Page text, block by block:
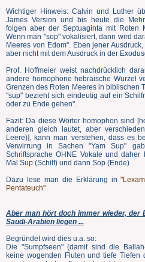
Wichtiger Hinweis: Calvin und Luther
James Version und bis heute die
folgen aber der Septuaginta mit Roten
Wenn man "sop" vokalisiert, dann wird
Meeres von Edom". Eben jener
aber nicht mit dem Ausdruck in der
Prof. Hoffmeier weist nachdrücklich
andere homophone hebräische Wurzel
Grenzen des Roten Meeres in biblischen
"sup" bezieht sich eindeutig auf ein
oder zu Ende gehen".
Fazit: Da diese Wörter homophon sind
anderen gleich lautet, aber
Leere)], kann man verstehen, dass es
Verwirrung in Sachen "Yam Sup"
Schriftsprache OHNE Vokale und
Mal Sup (Schilf) und dann Sop (Ende)
Dazu lese man die Erklärung in
Pentateuch"
Aber man hört doch immer wieder, der
Saudi-Arabien liegen ...
Begründet wird dies u.a. so:
Die "Sumpfseen" (damit sind die
keine wogenden Fluten und tiefe Tiefen